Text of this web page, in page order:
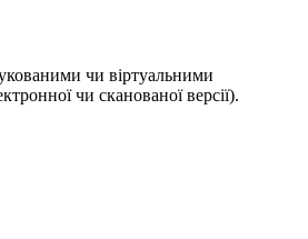
чи віртуальними
чи сканованої версії).